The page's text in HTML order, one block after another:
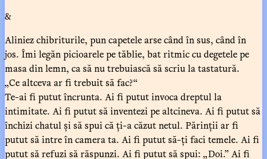
&
Aliniez chibriturile, pun capetele arse când în sus, când în
jos. Îmi legăn picioarele pe tăblie, bat ritmic cu degetele pe
masa din lemn, ca să nu trebuiască să scriu la tastatură.
„Ce altceva ar fi trebuit să fac?“
Te-ai fi putut încrunta. Ai fi putut invoca dreptul la
intimitate. Ai fi putut să inventezi pe altcineva. Ai fi putut să
închizi chatul și să spui că ți-a căzut netul. Părinții ar fi
putut să intre în camera ta. Ai fi putut să-ți faci temele. Ai fi
putut să refuzi să răspunzi. Ai fi putut să spui: „Doi.” Ai fi